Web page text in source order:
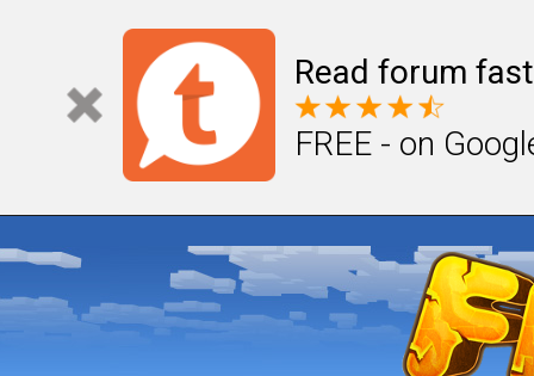
Read forum
FREE - on